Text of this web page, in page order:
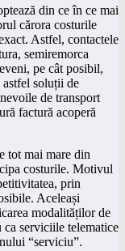
din ce în ce mai
cărora costurile
Astfel, contactele
semiremorca
pe cât posibil,
soluții de
de transport
factură acoperă
tot mai mare din
costurile. Motivul
prin
Aceleași
modalităților de
serviciile telematice
“serviciu”.